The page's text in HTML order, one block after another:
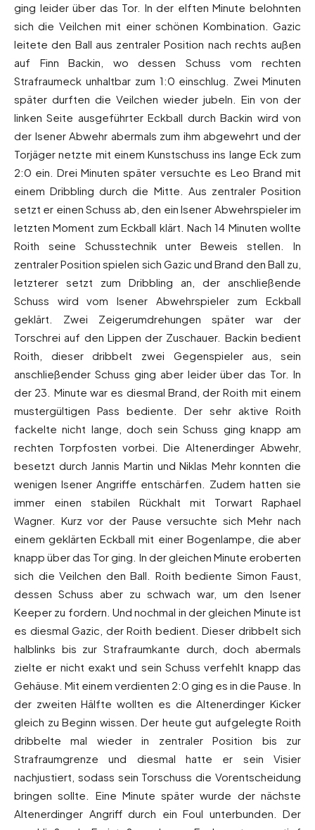
ging leider über das Tor. In der elften Minute belohnten
sich die Veilchen mit einer schönen Kombination. Gazic
leitete den Ball aus zentraler Position nach rechts außen
auf Finn Backin, wo dessen Schuss vom rechten
Strafraumeck unhaltbar zum 1:0 einschlug. Zwei Minuten
später durften die Veilchen wieder jubeln. Ein von der
linken Seite ausgeführter Eckball durch Backin wird von
der Isener Abwehr abermals zum ihm abgewehrt und der
Torjäger netzte mit einem Kunstschuss ins lange Eck zum
2:0 ein. Drei Minuten später versuchte es Leo Brand mit
einem Dribbling durch die Mitte. Aus zentraler Position
setzt er einen Schuss ab, den ein Isener Abwehrspieler im
letzten Moment zum Eckball klärt. Nach 14 Minuten wollte
Roith seine Schusstechnik unter Beweis stellen. In
zentraler Position spielen sich Gazic und Brand den Ball zu,
letzterer setzt zum Dribbling an, der anschließende
Schuss wird vom Isener Abwehrspieler zum Eckball
geklärt. Zwei Zeigerumdrehungen später war der
Torschrei auf den Lippen der Zuschauer. Backin bedient
Roith, dieser dribbelt zwei Gegenspieler aus, sein
anschließender Schuss ging aber leider über das Tor. In
der 23. Minute war es diesmal Brand, der Roith mit einem
mustergültigen Pass bediente. Der sehr aktive Roith
fackelte nicht lange, doch sein Schuss ging knapp am
rechten Torpfosten vorbei. Die Altenerdinger Abwehr,
besetzt durch Jannis Martin und Niklas Mehr konnten die
wenigen Isener Angriffe entschärfen. Zudem hatten sie
immer einen stabilen Rückhalt mit Torwart Raphael
Wagner. Kurz vor der Pause versuchte sich Mehr nach
einem geklärten Eckball mit einer Bogenlampe, die aber
knapp über das Tor ging. In der gleichen Minute eroberten
sich die Veilchen den Ball. Roith bediente Simon Faust,
dessen Schuss aber zu schwach war, um den Isener
Keeper zu fordern. Und nochmal in der gleichen Minute ist
es diesmal Gazic, der Roith bedient. Dieser dribbelt sich
halblinks bis zur Strafraumkante durch, doch abermals
zielte er nicht exakt und sein Schuss verfehlt knapp das
Gehäuse. Mit einem verdienten 2:0 ging es in die Pause. In
der zweiten Hälfte wollten es die Altenerdinger Kicker
gleich zu Beginn wissen. Der heute gut aufgelegte Roith
dribbelte mal wieder in zentraler Position bis zur
Strafraumgrenze und diesmal hatte er sein Visier
nachjustiert, sodass sein Torschuss die Vorentscheidung
bringen sollte. Eine Minute später wurde der nächste
Altenerdinger Angriff durch ein Foul unterbunden. Der